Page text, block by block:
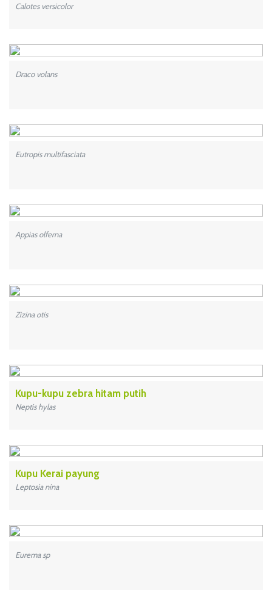
Calotes versicolor
Draco volans
Eutropis multifasciata
Appias olferna
Zizina otis
Kupu-kupu zebra hitam putih
Neptis hylas
Kupu Kerai payung
Leptosia nina
Eurema sp